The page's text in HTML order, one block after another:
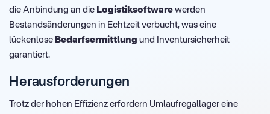
die Anbindung an die Logistiksoftware werden
Bestandsänderungen in Echtzeit verbucht, was eine
lückenlose Bedarfsermittlung und Inventursicherheit
garantiert.
Herausforderungen
Trotz der hohen Effizienz erfordern Umlaufregallager eine